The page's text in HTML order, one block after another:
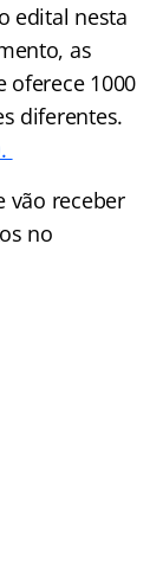
edital nesta
as
oferece 1000
diferentes.
vão receber
no